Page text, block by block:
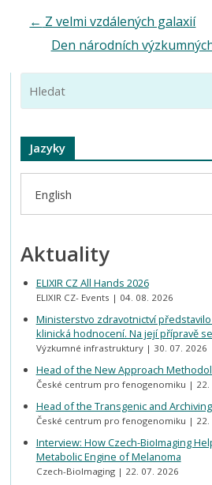
← Z velmi vzdálených galaxií
Den národních
Jazyky
English
Aktuality
ELIXIR CZ All Hands 2026
ELIXIR CZ- Events 04. 08. 2026
Ministerstvo zdravotnictví
klinická hodnocení. Na její přípravě
Výzkumné infrastruktury 30. 07. 2026
Head of the New Approach
České centrum pro fenogenomiku 22.
Head of the Transgenic and
České centrum pro fenogenomiku 22.
Interview: How Czech-BioImaging
Metabolic Engine of Melanoma
Czech-BioImaging 22. 07. 2026